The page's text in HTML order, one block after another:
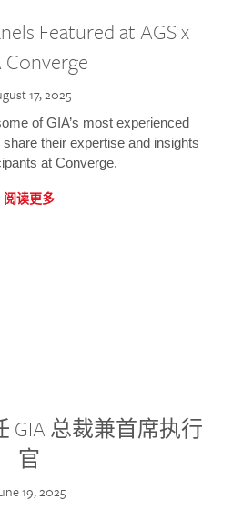
Featured at AGS x
Converge
17, 2025
of GIA’s most experienced
their expertise and insights
at Converge.
阅读更多
GIA 总裁兼首席执行
官
19, 2025